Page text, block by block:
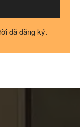
đã đăng ký.